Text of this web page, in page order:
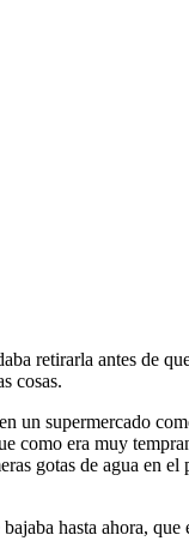
retirarla antes de
cosas.
un supermercado
era muy
gotas de agua en
hasta ahora,